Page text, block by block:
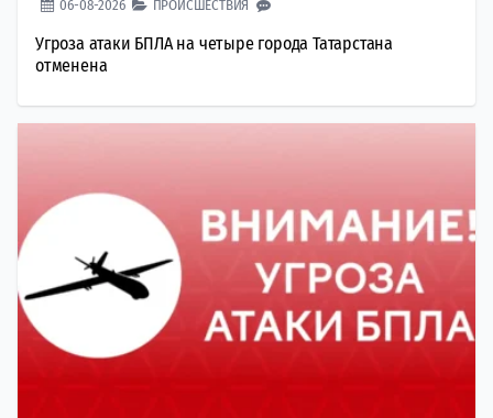
06-08-2026 ПРОИСШЕСТВИЯ
Угроза атаки БПЛА на четыре города Татарстана
отменена